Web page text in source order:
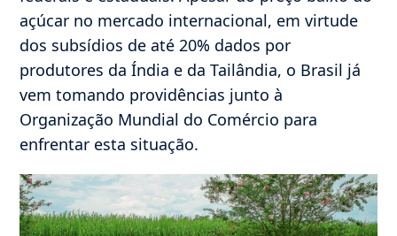
açúcar no mercado internacional, em virtude
dos subsídios de até 20% dados por
produtores da Índia e da Tailândia, o Brasil já
vem tomando providências junto à
Organização Mundial do Comércio para
enfrentar esta situação.